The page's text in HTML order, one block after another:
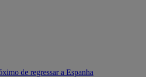
de regressar a Espanha